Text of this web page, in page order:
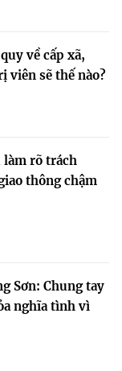
về cấp xã,
viên sẽ thế nào?
làm rõ trách
thông chậm
Sơn: Chung tay
nghĩa tình vì